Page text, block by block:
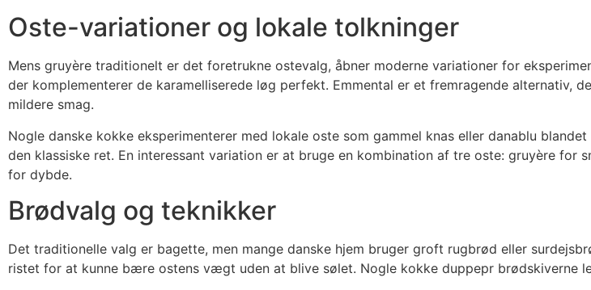
Oste-variationer og lokale tolkninger
Mens gruyère traditionelt er det foretrukne ostevalg, åbner moderne variationer for
der komplementerer de karamelliserede løg perfekt. Emmental er et fremragende alternativ,
mildere smag.
Nogle danske kokke eksperimenterer med lokale oste som gammel knas eller danablu
den klassiske ret. En interessant variation er at bruge en kombination af tre oste: gruyère for
for dybde.
Brødvalg og teknikker
Det traditionelle valg er bagette, men mange danske hjem bruger groft rugbrød eller
ristet for at kunne bære ostens vægt uden at blive sølet. Nogle kokke duppepr brødskiverne